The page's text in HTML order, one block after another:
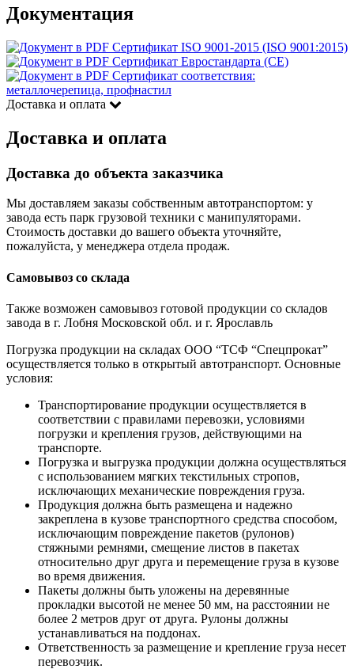
Документация
Сертификат ISO 9001-2015 (ISO 9001:2015)
Сертификат Евростандарта (CE)
Сертификат соответствия:
металлочерепица, профнастил
Доставка и оплата
Доставка и оплата
Доставка до объекта заказчика
Мы доставляем заказы собственным автотранспортом: у
завода есть парк грузовой техники с манипуляторами.
Стоимость доставки до вашего объекта уточняйте,
пожалуйста, у менеджера отдела продаж.
Самовывоз со склада
Также возможен самовывоз готовой продукции со складов
завода в г. Лобня Московской обл. и г. Ярославль
Погрузка продукции на складах ООО “ТСФ “Спецпрокат”
осуществляется только в открытый автотранспорт. Основные
условия:
Транспортирование продукции осуществляется в
соответствии с правилами перевозки, условиями
погрузки и крепления грузов, действующими на
транспорте.
Погрузка и выгрузка продукции должна осуществляться
с использованием мягких текстильных стропов,
исключающих механические повреждения груза.
Продукция должна быть размещена и надежно
закреплена в кузове транспортного средства способом,
исключающим повреждение пакетов (рулонов)
стяжными ремнями, смещение листов в пакетах
относительно друг друга и перемещение груза в кузове
во время движения.
Пакеты должны быть уложены на деревянные
прокладки высотой не менее 50 мм, на расстоянии не
более 2 метров друг от друга. Рулоны должны
устанавливаться на поддонах.
Ответственность за размещение и крепление груза несет
перевозчик.